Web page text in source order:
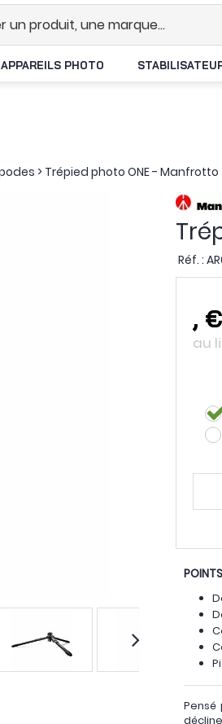
APPAREILS PHOTO
> Trépied photo ONE - Manfrotto
Réf. :
, €
au